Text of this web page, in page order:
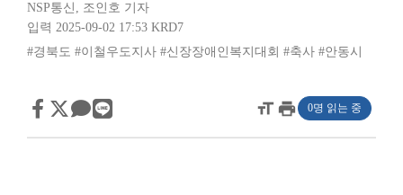
NSP통신 , 조인호 기자
입력 2025-09-02 17:53 KRD7
#경북도 #이철우도지사 #신장장애인복지대회 #축사 #안동시
format_sizeprint 0명 읽는 중